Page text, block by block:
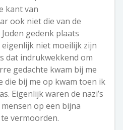
kant van
ook niet die van de
gedenk plaats
niet moeilijk zijn
dat indrukwekkend om
gedachte kwam bij me
die bij me op kwam toen ik
Eigenlijk waren de nazi’s
op een bijna
vermoorden.